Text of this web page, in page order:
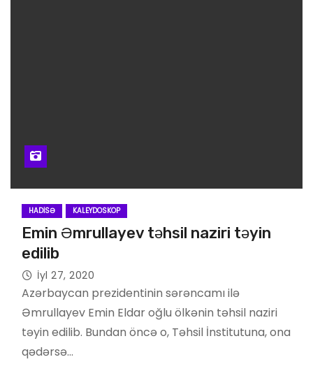
HADISƏ KALEYDOSKOP
Emin Əmrullayev təhsil naziri təyin
edilib
İyl 27, 2020
Azərbaycan prezidentinin sərəncamı ilə
Əmrullayev Emin Eldar oğlu ölkənin təhsil naziri
təyin edilib. Bundan öncə o, Təhsil İnstitutuna, ona
qədərsə…